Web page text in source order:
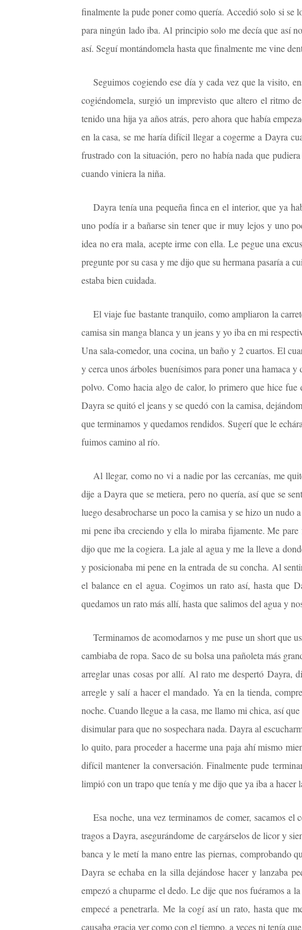
finalmente la pude poner como quería. Accedió solo si se
para ningún lado iba. Al principio solo me decía que así
así. Seguí montándomela hasta que finalmente me vine
Seguimos cogiendo ese día y cada vez que la visito,
cogiéndomela, surgió un imprevisto que altero el ritmo
tenido una hija ya años atrás, pero ahora que había
en la casa, se me haría difícil llegar a cogerme a Dayra
frustrado con la situación, pero no había nada que
cuando viniera la niña.
Dayra tenía una pequeña finca en el interior, que ya
uno podía ir a bañarse sin tener que ir muy lejos y uno
idea no era mala, acepte irme con ella. Le pegue una
pregunte por su casa y me dijo que su hermana pasaría a
estaba bien cuidada.
El viaje fue bastante tranquilo, como ampliaron la
camisa sin manga blanca y un jeans y yo iba en mi
Una sala-comedor, una cocina, un baño y 2 cuartos. El
y cerca unos árboles buenísimos para poner una hamaca
polvo. Como hacia algo de calor, lo primero que hice
Dayra se quitó el jeans y se quedó con la camisa,
que terminamos y quedamos rendidos. Sugerí que le
fuimos camino al río.
Al llegar, como no vi a nadie por las cercanías, me
dije a Dayra que se metiera, pero no quería, así que se
luego desabrocharse un poco la camisa y se hizo un nudo
mi pene iba creciendo y ella lo miraba fijamente. Me
dijo que me la cogiera. La jale al agua y me la lleve a
y posicionaba mi pene en la entrada de su concha. Al
el balance en el agua. Cogimos un rato así, hasta que
quedamos un rato más allí, hasta que salimos del agua y
Terminamos de acomodarnos y me puse un short que
cambiaba de ropa. Saco de su bolsa una pañoleta más
arreglar unas cosas por allí. Al rato me despertó Dayra,
arregle y salí a hacer el mandado. Ya en la tienda,
noche. Cuando llegue a la casa, me llamo mi chica, así
disimular para que no sospechara nada. Dayra al
lo quito, para proceder a hacerme una paja ahí mismo
difícil mantener la conversación. Finalmente pude
limpió con un trapo que tenía y me dijo que ya iba a hacer
Esa noche, una vez terminamos de comer, sacamos
tragos a Dayra, asegurándome de cargárselos de licor y
banca y le metí la mano entre las piernas, comprobando
Dayra se echaba en la silla dejándose hacer y lanzaba
empezó a chuparme el dedo. Le dije que nos fuéramos a
empecé a penetrarla. Me la cogí así un rato, hasta que
causaba gracia ver como con el tiempo, a veces ni tenía